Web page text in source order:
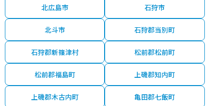
北広島市 石狩市
北斗市 石狩郡当別町
石狩郡新篠津村 松前郡松前町
松前郡福島町 上磯郡知内町
上磯郡木古内町 亀田郡七飯町